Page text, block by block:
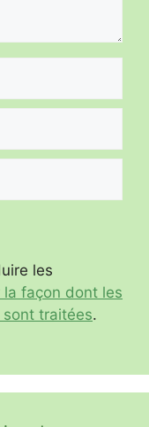
les
la façon dont les
traitées.